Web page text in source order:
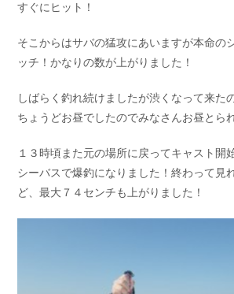
すぐにヒット！
そこからはサバの猛攻にあいますが本命の
ッチ！かなりの数が上がりました！
しばらく釣れ続けましたが渋くなって来た
ちょうどお昼でしたのでみなさんお昼とら
１３時頃また元の場所に戻ってキャスト開
シーバスで爆釣になりました！終わって見
ど、最大７４センチも上がりました！